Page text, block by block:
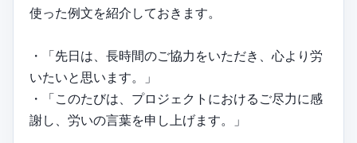
使った例文を紹介しておきます。
・「先日は、長時間のご協力をいただき、心より労
いたいと思います。」
・「このたびは、プロジェクトにおけるご尽力に感
謝し、労いの言葉を申し上げます。」